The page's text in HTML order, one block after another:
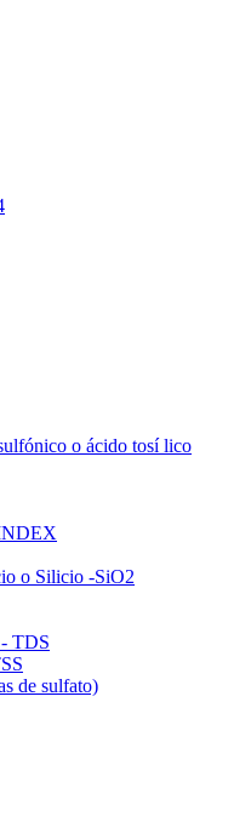
o ácido tosí lico
o Silicio -SiO2
TDS
de sulfato)